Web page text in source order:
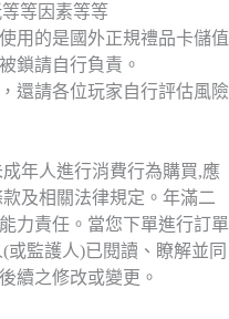
等因素等等
用的是國外正規禮品卡儲值
鎖請自行負責。
還請各位玩家自行評估風險
年人進行消費行為購買,應
及相關法律規定。年滿二
力責任。當您下單進行訂單
監護人)已閱讀、瞭解並同
續之修改或變更。